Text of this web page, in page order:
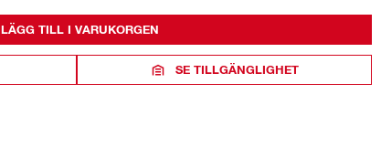
LÄGG TILL I VARUKORGEN
SE TILLGÄNGLIGHET